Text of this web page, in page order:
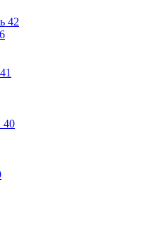
42
41
40